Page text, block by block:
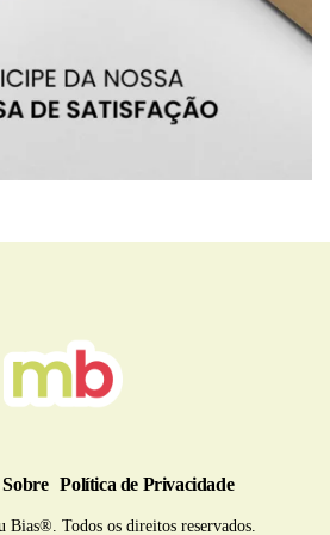
Sobre Política de Privacidade
Todos os direitos reservados.